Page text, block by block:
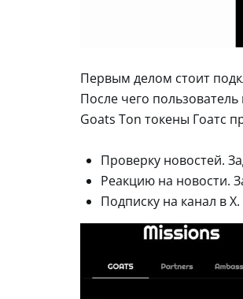
Первым делом стоит
После чего
Goats Ton токены Гоатс
Проверку новостей.
Реакцию на новости.
Подписку на канал в